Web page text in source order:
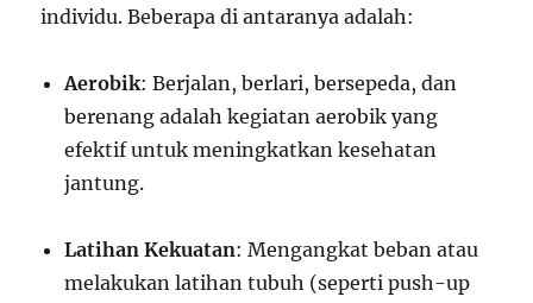
individu. Beberapa di antaranya adalah:
Aerobik: Berjalan, berlari, bersepeda, dan
berenang adalah kegiatan aerobik yang
efektif untuk meningkatkan kesehatan
jantung.
Latihan Kekuatan: Mengangkat beban atau
melakukan latihan tubuh (seperti push-up